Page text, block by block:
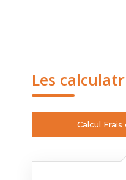
Les
Calcul